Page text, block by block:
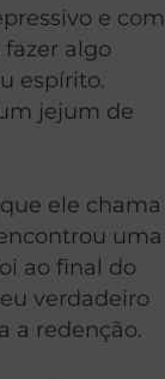
e com
algo
espírito.
jejum de
ele chama
uma
ao final do
verdadeiro
a redenção.